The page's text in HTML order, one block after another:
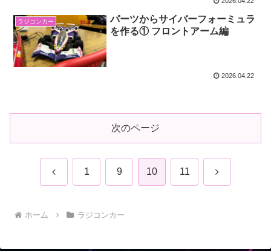
ラジコンカー
パーツからサイバーフォーミュラ
を作る① フロントアーム編
2026.04.22
次のページ
前 1 9 10 11 次
ホーム ラジコンカー